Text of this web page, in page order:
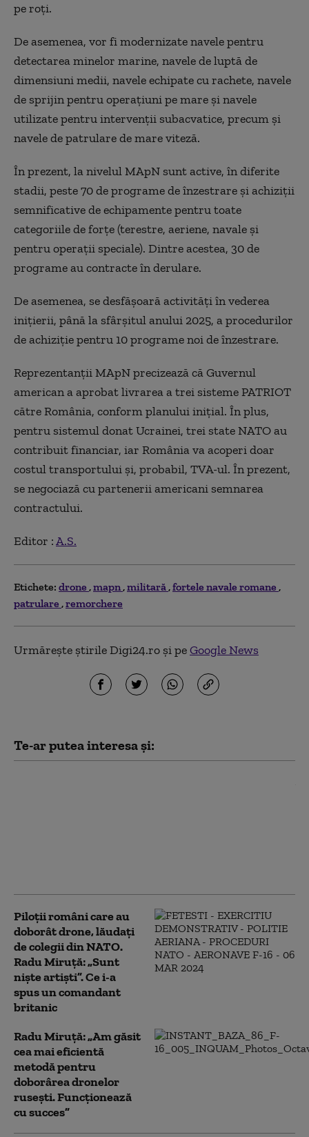
pe roţi.
De asemenea, vor fi modernizate navele pentru
detectarea minelor marine, navele de luptă de
dimensiuni medii, navele echipate cu rachete, navele
de sprijin pentru operațiuni pe mare și navele
utilizate pentru intervenții subacvatice, precum și
navele de patrulare de mare viteză.
În prezent, la nivelul MApN sunt active, în diferite
stadii, peste 70 de programe de înzestrare şi achiziţii
semnificative de echipamente pentru toate
categoriile de forţe (terestre, aeriene, navale şi
pentru operaţii speciale). Dintre acestea, 30 de
programe au contracte în derulare.
De asemenea, se desfăşoară activităţi în vederea
iniţierii, până la sfârşitul anului 2025, a procedurilor
de achiziţie pentru 10 programe noi de înzestrare.
Reprezentanții MApN precizează că Guvernul
american a aprobat livrarea a trei sisteme PATRIOT
către România, conform planului inițial. În plus,
pentru sistemul donat Ucrainei, trei state NATO au
contribuit financiar, iar România va acoperi doar
costul transportului și, probabil, TVA-ul. În prezent,
se negociază cu partenerii americani semnarea
contractului.
Editor :A.S.
Etichete: drone mapn militară fortele navale romane
patrulare remorchere
Urmărește știrile Digi24.ro și peGoogle News
Te-ar putea interesa și:
Piloții români care au
doborât drone, lăudați
de colegii din NATO.
Radu Miruță: „Sunt
niște artiști”. Ce i-a
spus un comandant
britanic
Radu Miruță: „Am găsit
cea mai eficientă
metodă pentru
doborârea dronelor
rusești. Funcționează
cu succes”